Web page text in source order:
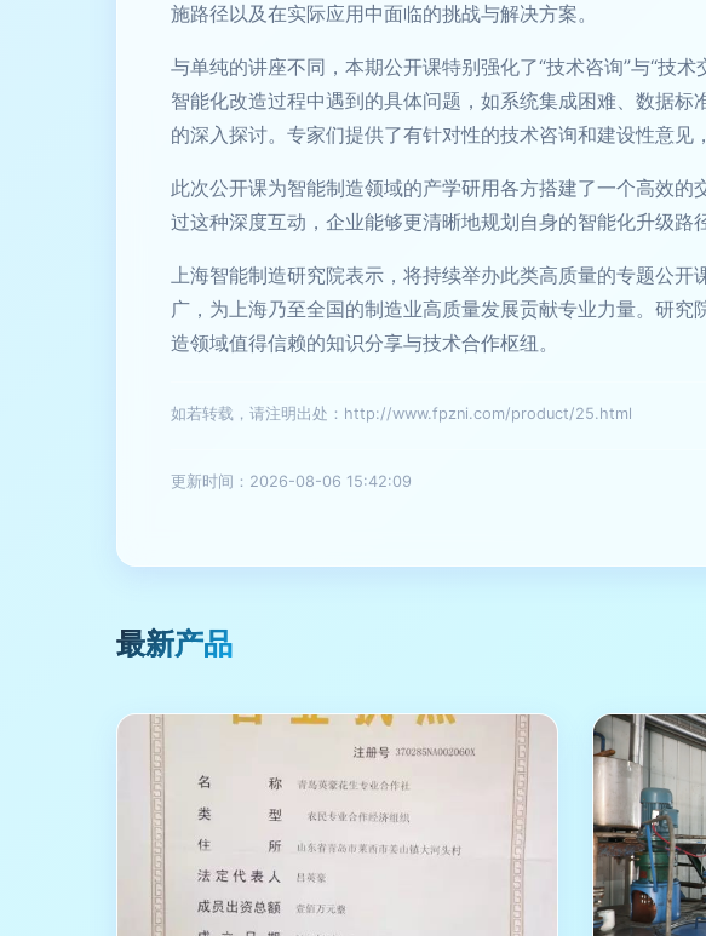
施路径以及在实际应用中面临的挑战与解决方案。
与单纯的讲座不同，本期公开课特别强化了“技术咨询”与“技
智能化改造过程中遇到的具体问题，如系统集成困难、数据
的深入探讨。专家们提供了有针对性的技术咨询和建设性意见
此次公开课为智能制造领域的产学研用各方搭建了一个高效
过这种深度互动，企业能够更清晰地规划自身的智能化升级路
上海智能制造研究院表示，将持续举办此类高质量的专题公
广，为上海乃至全国的制造业高质量发展贡献专业力量。研
造领域值得信赖的知识分享与技术合作枢纽。
如若转载，请注明出处：http://www.fpzni.com/product/25.html
更新时间：2026-08-06 15:42:09
最新产品